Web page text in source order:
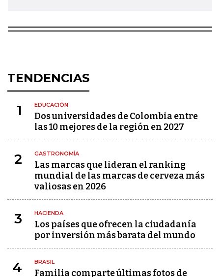
TENDENCIAS
1 EDUCACIÓN
Dos universidades de Colombia entre
las 10 mejores de la región en 2027
2 GASTRONOMÍA
Las marcas que lideran el ranking
mundial de las marcas de cerveza más
valiosas en 2026
3 HACIENDA
Los países que ofrecen la ciudadanía
por inversión más barata del mundo
4 BRASIL
Familia comparte últimas fotos de